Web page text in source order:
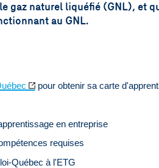
gaz naturel liquéfié (GNL), et
au GNL.
pour obtenir sa carte
en entreprise
requises
Québec à l'ETG